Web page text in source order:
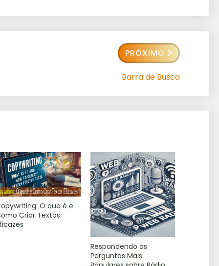
PRÓXIMO
Barra de Busca
O que é e
Criar Textos
Respondendo às
Perguntas Mais